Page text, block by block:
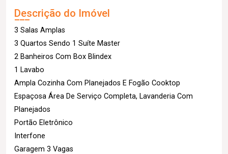
Descrição do Imóvel
3 Salas Amplas
3 Quartos Sendo 1 Suíte Master
2 Banheiros Com Box Blindex
1 Lavabo
Ampla Cozinha Com Planejados E Fogão Cooktop
Espaçosa Área De Serviço Completa, Lavanderia Com
Planejados
Portão Eletrônico
Interfone
Garagem 3 Vagas